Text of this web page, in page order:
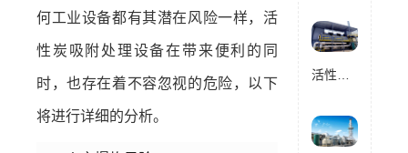
何工业设备都有其潜在风险一样，活
性炭吸附处理设备在带来便利的同
时，也存在着不容忽视的危险，以下
将进行详细的分析。